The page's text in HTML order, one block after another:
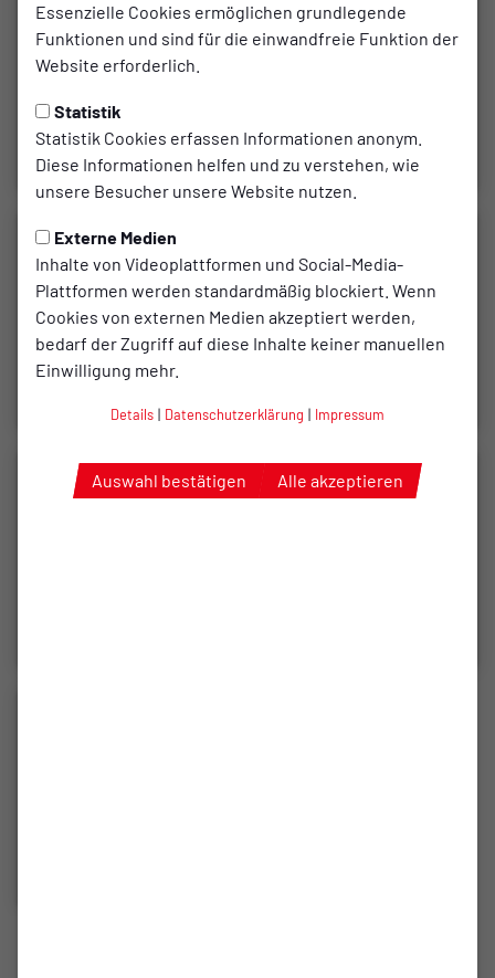
Essenzielle Cookies ermöglichen grundlegende
Funktionen und sind für die einwandfreie Funktion der
Website erforderlich.
Statistik
Statistik Cookies erfassen Informationen anonym.
Diese Informationen helfen und zu verstehen, wie
unsere Besucher unsere Website nutzen.
Externe Medien
Inhalte von Videoplattformen und Social-Media-
Plattformen werden standardmäßig blockiert. Wenn
Cookies von externen Medien akzeptiert werden,
bedarf der Zugriff auf diese Inhalte keiner manuellen
Einwilligung mehr.
Details | Datenschutzerklärung | Impressum
Auswahl bestätigen Alle akzeptieren